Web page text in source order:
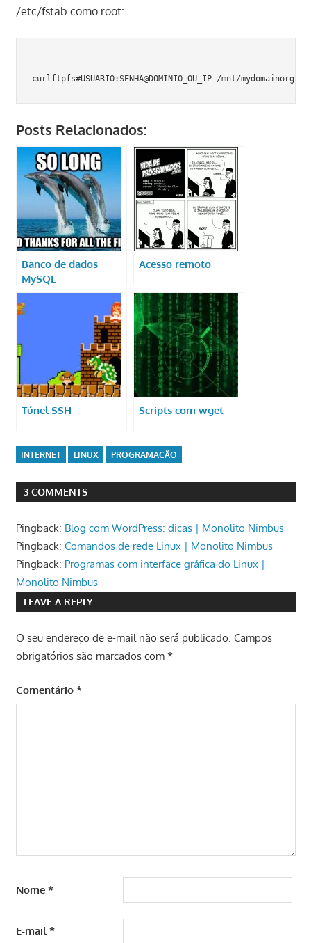
/etc/fstab como root:
curlftpfs#USUARIO:SENHA@DOMINIO_OU_IP /mnt/
Posts Relacionados:
Banco de dados
MySQL
Acesso remoto
Túnel SSH Scripts com wget
INTERNET LINUX PROGRAMAÇÃO
3 COMMENTS
Pingback: Blog com WordPress: dicas | Monolito Nimbus
Pingback: Comandos de rede Linux | Monolito Nimbus
Pingback: Programas com interface gráfica do Linux |
Monolito Nimbus
LEAVE A REPLY
O seu endereço de e-mail não será publicado. Campos
obrigatórios são marcados com *
Comentário *
Nome *
E-mail*